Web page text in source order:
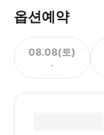
옵션예약
08.08(토)
-